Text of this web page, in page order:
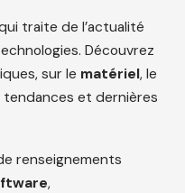
traite de l’actualité
Découvrez
sur le matériel, le
et dernières
renseignements
,